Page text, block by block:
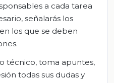
a cada tarea
señalarás los
los que se deben
técnico, toma apuntes,
todas sus dudas y